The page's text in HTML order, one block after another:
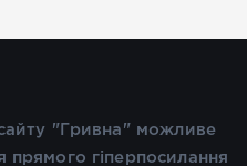
"Гривна" можливе
гіперпосилання